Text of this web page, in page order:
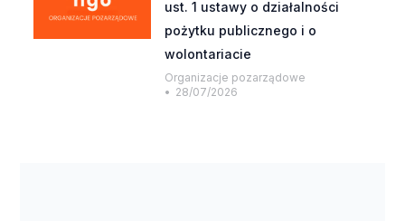
ust. 1 ustawy o działalności
pożytku publicznego i o
wolontariacie
Organizacje pozarządowe
28/07/2026